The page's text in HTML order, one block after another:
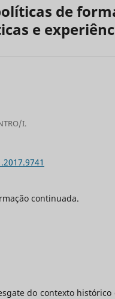
de
e
I.
continuada.
do contexto histórico